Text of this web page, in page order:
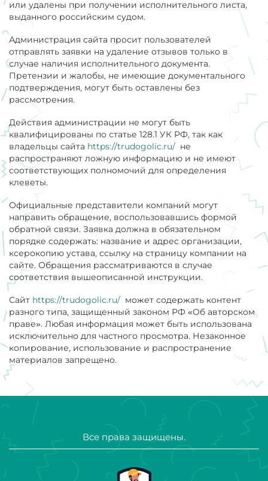
или удалены при получении исполнительного листа,
выданного российским судом.
Администрация сайта просит пользователей
отправлять заявки на удаление отзывов только в
случае наличия исполнительного документа.
Претензии и жалобы, не имеющие документального
подтверждения, могут быть оставлены без
рассмотрения.
Действия администрации не могут быть
квалифицированы по статье 128.1 УК РФ, так как
владельцы сайта https://trudogolic.ru/ не
распространяют ложную информацию и не имеют
соответствующих полномочий для определения
клеветы.
Официальные представители компаний могут
направить обращение, воспользовавшись формой
обратной связи. Заявка должна в обязательном
порядке содержать: название и адрес организации,
ксерокопию устава, ссылку на страницу компании на
сайте. Обращения рассматриваются в случае
соответствия вышеописанной инструкции.
Сайт https://trudogolic.ru/ может содержать контент
разного типа, защищенный законом РФ «Об авторском
праве». Любая информация может быть использована
исключительно для частного просмотра. Незаконное
копирование, использование и распространение
материалов запрещено.
Все права защищены.